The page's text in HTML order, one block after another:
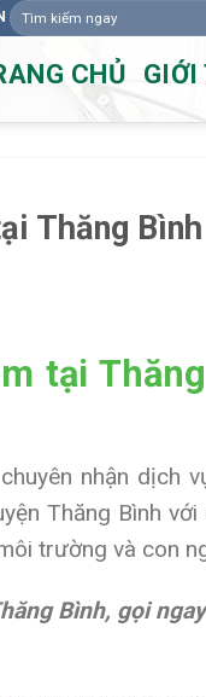
Tìm
kiếm:
CHỦ GIỚI
Thăng
tại
chuyên nhận dịch
Thăng Bình
trường và con
Bình, gọi